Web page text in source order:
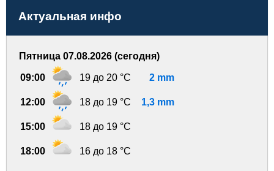
Актуальная инфо
Пятница 07.08.2026 (сегодня)
09:00 19 до 20 °C 2 mm
12:00 18 до 19 °C 1,3 mm
15:00 18 до 19 °C
18:00 16 до 18 °C